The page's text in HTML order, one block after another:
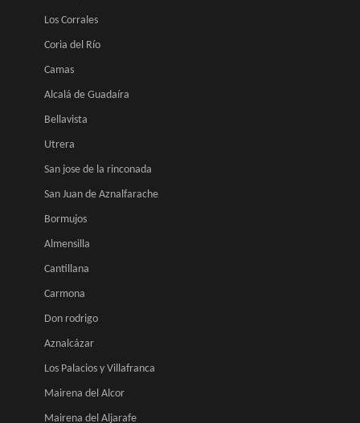
Los Corrales
Coria del Río
Camas
Alcalá de Guadaíra
Bellavista
Utrera
San jose de la rinconada
San Juan de Aznalfarache
Bormujos
Almensilla
Cantillana
Carmona
Don rodrigo
Aznalcázar
Los Palacios y Villafranca
Mairena del Alcor
Mairena del Aljarafe